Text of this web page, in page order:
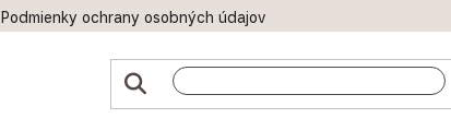
Podmienky ochrany osobných údajov